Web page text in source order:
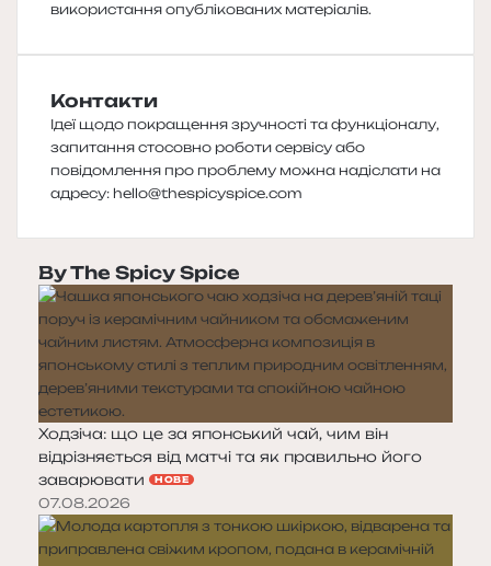
використання опублікованих матеріалів.
Контакти
Ідеї щодо покращення зручності та функціоналу,
запитання стосовно роботи сервісу або
повідомлення про проблему можна надіслати на
адресу: hello@thespicyspice.com
By The Spicy Spice
Ходзіча: що це за японський чай, чим він
відрізняється від матчі та як правильно його
заварювати
НОВЕ
07.08.2026